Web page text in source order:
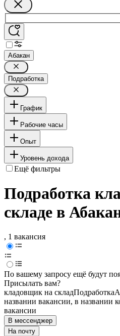
Абакан
Подработка
График
Рабочие часы
Опыт
Уровень дохода
Ещё фильтры
Подработка
складе в
, 1 вакансия
По вашему запросу ещё будут
Присылать вам?
кладовщик на складПодработка
названии вакансии, в названии
вакансии
В мессенджер
На почту